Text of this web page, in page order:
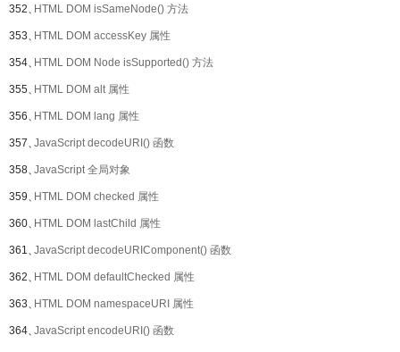
352、HTML DOM isSameNode() 方法
353、HTML DOM accessKey 属性
354、HTML DOM Node isSupported() 方法
355、HTML DOM alt 属性
356、HTML DOM lang 属性
357、JavaScript decodeURI() 函数
358、JavaScript 全局对象
359、HTML DOM checked 属性
360、HTML DOM lastChild 属性
361、JavaScript decodeURIComponent() 函数
362、HTML DOM defaultChecked 属性
363、HTML DOM namespaceURI 属性
364、JavaScript encodeURI() 函数